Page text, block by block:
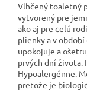
Vlhčený toaletný
vytvorený pre
ako aj pre celú
plienky a v
upokojuje a
prvých dní života.
Hypoalergénne.
pretože je